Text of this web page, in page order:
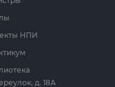
НПИ
д. 18А